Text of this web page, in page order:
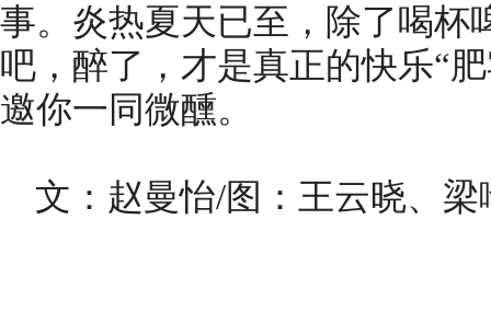
事。炎热夏天已至，除了喝杯
吧，醉了，才是真正的快乐“
邀你一同微醺。
文：赵曼怡/图：王云晓、